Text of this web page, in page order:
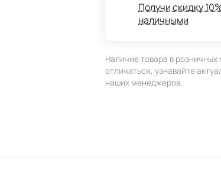
Получи скидку
наличными
Наличие товара в
отличаться, узнавайте
наших менеджеров.